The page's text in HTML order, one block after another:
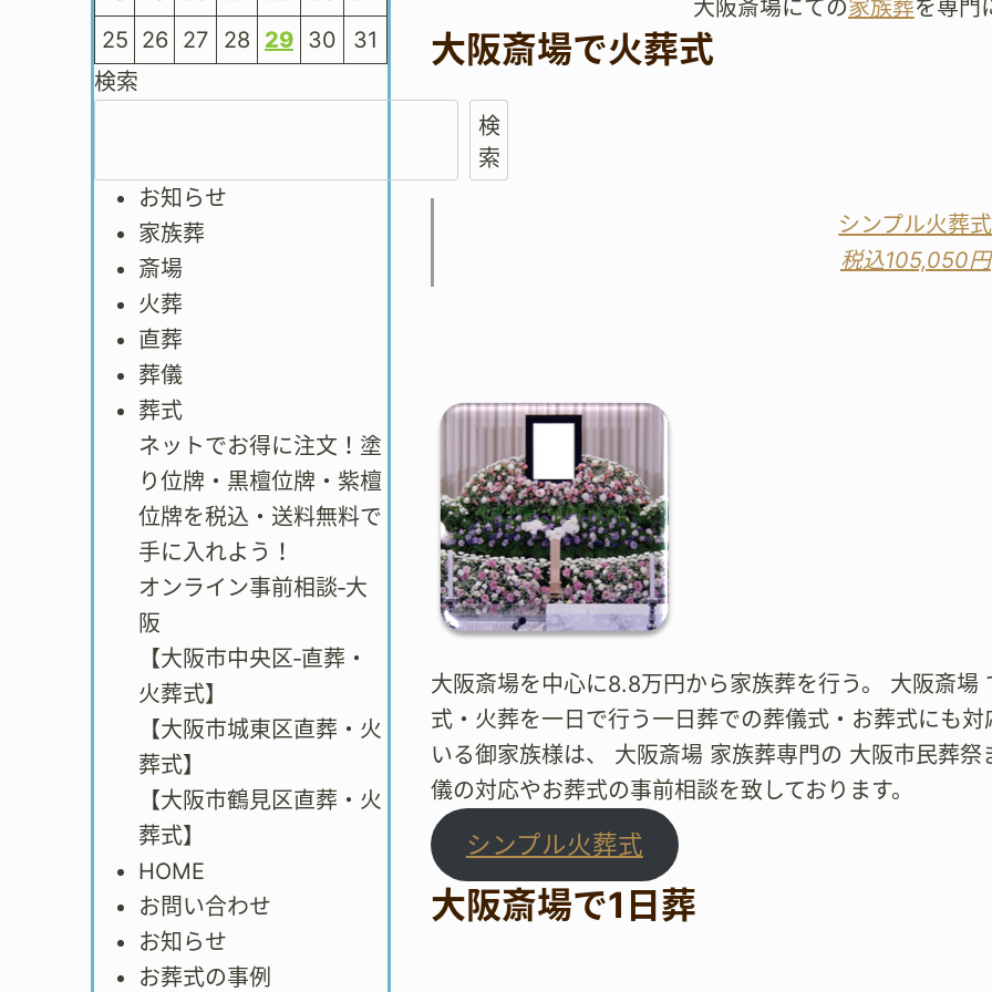
25 26 27 28 29 30 31
検索
検
索
お知らせ
家族葬
斎場
火葬
直葬
葬儀
葬式
ネットでお得に注文！塗
り位牌・黒檀位牌・紫檀
位牌を税込・送料無料で
手に入れよう！
オンライン事前相談‐大
阪
【大阪市中央区‐直葬・
火葬式】
【大阪市城東区直葬・火
葬式】
【大阪市鶴見区直葬・火
葬式】
HOME
お問い合わせ
お知らせ
お葬式の事例
大阪斎場にての家族葬を専門
大阪斎場で火葬式
シンプル火葬式
税込105,050円
大阪斎場を中心に8.8万円から家族葬を行う。 大阪斎場
式・火葬を一日で行う一日葬での葬儀式・お葬式にも
いる御家族様は、 大阪斎場 家族葬専門の 大阪市民葬
儀の対応やお葬式の事前相談を致しております。
シンプル火葬式
大阪斎場で1日葬